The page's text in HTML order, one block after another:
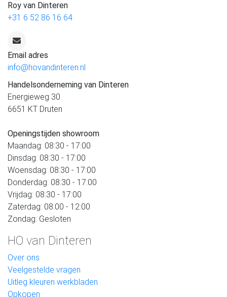
Roy van Dinteren
+31 6 52 86 16 64
Email adres
info@hovandinteren.nl
Handelsonderneming van Dinteren
Energieweg 30
6651 KT Druten
Openingstijden showroom
Maandag: 08:30 - 17:00
Dinsdag: 08:30 - 17:00
Woensdag: 08:30 - 17:00
Donderdag: 08:30 - 17:00
Vrijdag: 08:30 - 17:00
Zaterdag: 08:00 - 12:00
Zondag: Gesloten
HO van Dinteren
Over ons
Veelgestelde vragen
Uitleg kleuren werkbladen
Opkopen